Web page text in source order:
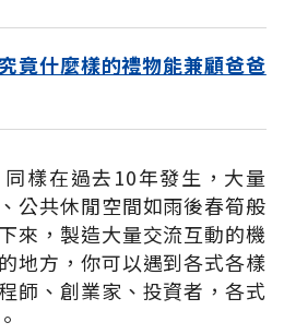
竟什麼樣的禮物能兼顧爸爸
樣在過去10年發生，大量
公共休閒空間如雨後春筍般
來，製造大量交流互動的機
地方，你可以遇到各式各樣
師、創業家、投資者，各式